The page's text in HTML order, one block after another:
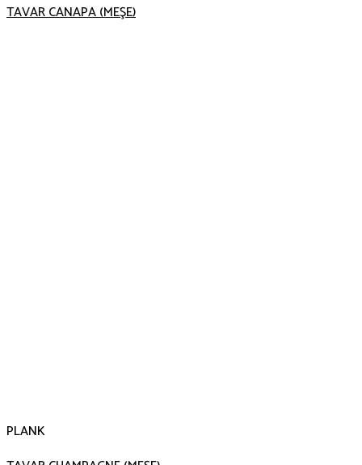
TAVAR CANAPA (MEŞE)
PLANK